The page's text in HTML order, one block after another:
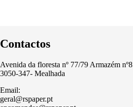
Contactos
Avenida da floresta nº 77/79 Armazém nº8
3050-347- Mealhada
Email:
geral@rspaper.pt